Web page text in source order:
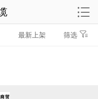
最新上架 筛选